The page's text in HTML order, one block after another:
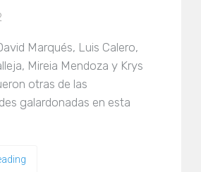
Marqués, Luis Calero,
Mireia Mendoza y Krys
otras de las
galardonadas en esta